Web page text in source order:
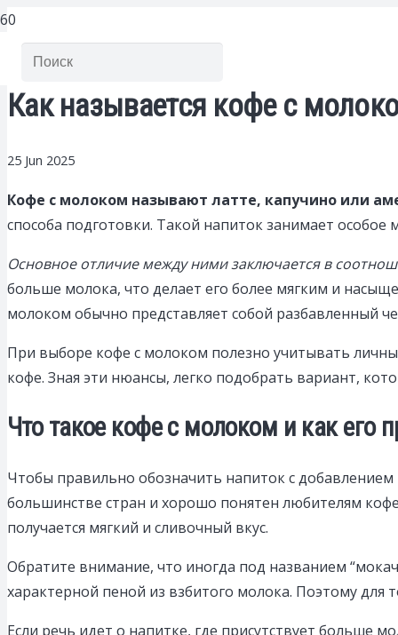
Как называется кофе с
25 Jun 2025
Кофе с молоком называют латте, капучино или
способа подготовки. Такой напиток занимает
Основное отличие между ними заключается в
больше молока, что делает его более мягким и
молоком обычно представляет собой разбавленный
При выборе кофе с молоком полезно учитывать
кофе. Зная эти нюансы, легко подобрать вариант,
Что такое кофе с молоком и как его
Чтобы правильно обозначить напиток с
большинстве стран и хорошо понятен любителям
получается мягкий и сливочный вкус.
Обратите внимание, что иногда под названием
характерной пеной из взбитого молока. Поэтому
Если речь идет о напитке, где присутствует больше